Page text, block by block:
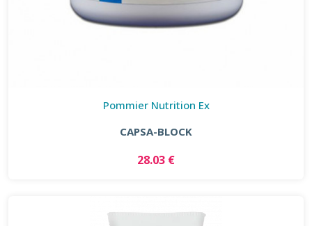
Pommier Nutrition Ex
CAPSA-BLOCK
28.03 €